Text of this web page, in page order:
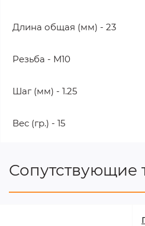
Длина общая (мм) - 23
Резьба - М10
Шаг (мм) - 1.25
Вес (гр.) - 15
Сопутствующие